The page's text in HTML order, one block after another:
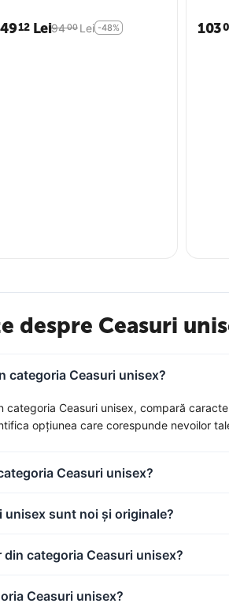
4912 Lei9400 Lei -48% 103
despre Ceasuri
categoria Ceasuri unisex?
categoria Ceasuri unisex, compară
opțiunea care corespunde nevoilor
Ceasuri unisex?
unisex sunt noi și originale?
categoria Ceasuri unisex?
Ceasuri unisex?